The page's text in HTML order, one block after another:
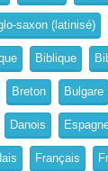
saxon (latinisé)
Biblique
Breton Bulgare
Danois
Français